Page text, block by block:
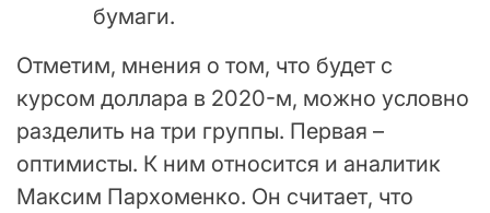
бумаги.
Отметим, мнения о том, что будет с
курсом доллара в 2020-м, можно условно
разделить на три группы. Первая –
оптимисты. К ним относится и аналитик
Максим Пархоменко. Он считает, что